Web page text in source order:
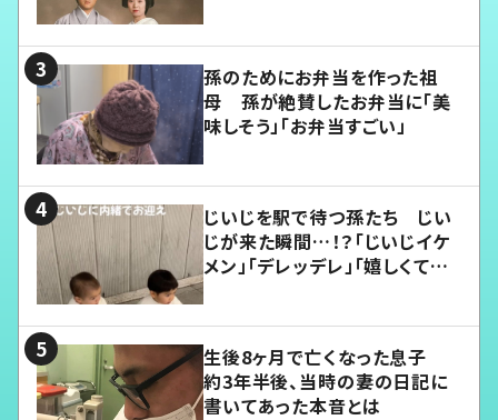
孫のためにお弁当を作った祖
母 孫が絶賛したお弁当に「美
味しそう」「お弁当すごい」
じいじを駅で待つ孫たち じい
じが来た瞬間…！？「じいじイケ
メン」「デレッデレ」「嬉しくて可
生後8ヶ月で亡くなった息子
約3年半後、当時の妻の日記に
書いてあった本音とは